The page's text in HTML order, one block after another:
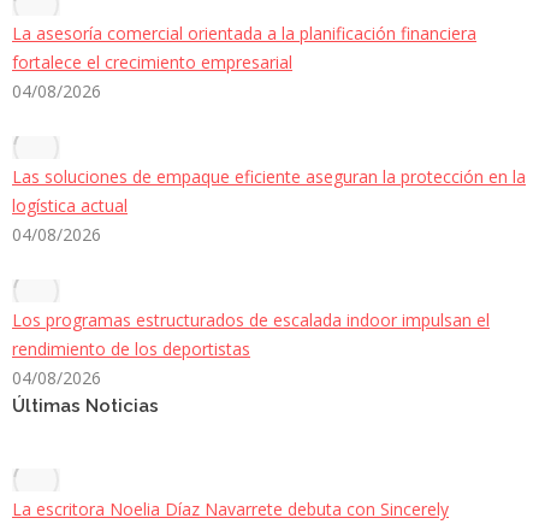
La asesoría comercial orientada a la planificación financiera
fortalece el crecimiento empresarial
04/08/2026
Las soluciones de empaque eficiente aseguran la protección en la
logística actual
04/08/2026
Los programas estructurados de escalada indoor impulsan el
rendimiento de los deportistas
04/08/2026
Últimas Noticias
La escritora Noelia Díaz Navarrete debuta con Sincerely